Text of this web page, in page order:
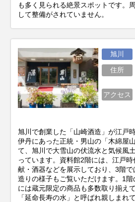
も多く見られる絶景スポットです。
して整備がされていません。
旭川
住所
アクセス
旭川で創業した「山崎酒造」が江戸
伊丹にあった正統・男山の「木綿屋
て、旭川で大雪山の伏流水と気候風
っています。資料館2階には、江戸
献・酒器などを展示しており、3階
造りの様子もご覧いただけます。1
には蔵元限定の商品も多数取り揃え
「延命長寿の水」と呼ばれ親しまれ